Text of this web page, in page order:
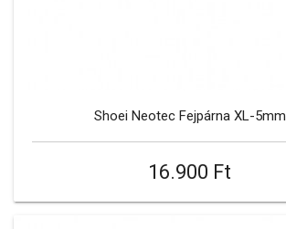
Shoei Neotec Fejpárna XL-5mm
16.900 Ft